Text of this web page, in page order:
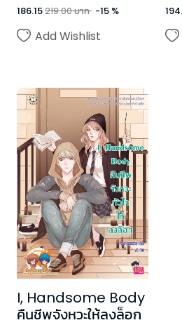
186.15219.00บาท -15 %
Add Wishlist
I, Handsome Body
คืนชีพจังหวะให้ลงล็อก